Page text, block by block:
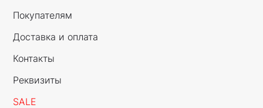
Покупателям
Доставка и оплата
Контакты
Реквизиты
SALE